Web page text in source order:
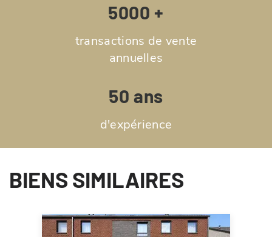
5000 +
transactions de vente
annuelles
50 ans
d'expérience
BIENS SIMILAIRES